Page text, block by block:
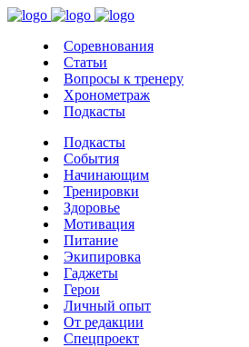
Соревнования
Статьи
Вопросы к тренеру
Хронометраж
Подкасты
Подкасты
События
Начинающим
Тренировки
Здоровье
Мотивация
Питание
Экипировка
Гаджеты
Герои
Личный опыт
От редакции
Спецпроект